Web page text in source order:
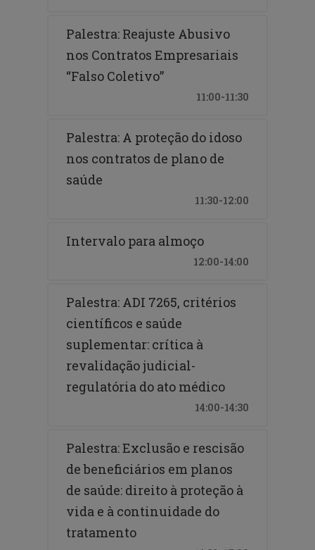
Palestra: Reajuste Abusivo
nos Contratos Empresariais
“Falso Coletivo”
11:00-11:30
Palestra: A proteção do idoso
nos contratos de plano de
saúde
11:30-12:00
Intervalo para almoço
12:00-14:00
Palestra: ADI 7265, critérios
científicos e saúde
suplementar: crítica à
revalidação judicial-
regulatória do ato médico
14:00-14:30
Palestra: Exclusão e rescisão
de beneficiários em planos
de saúde: direito à proteção à
vida e à continuidade do
tratamento